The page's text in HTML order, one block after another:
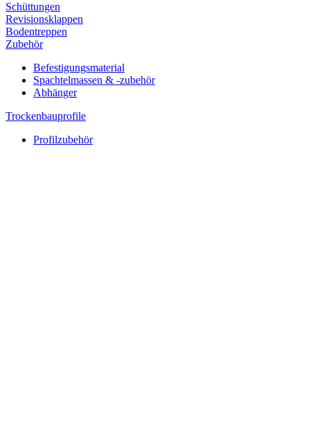
Schüttungen
Revisionsklappen
Bodentreppen
Zubehör
Befestigungsmaterial
Spachtelmassen & -zubehör
Abhänger
Trockenbauprofile
Profilzubehör